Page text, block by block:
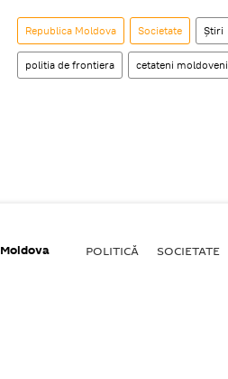
Republica Moldova Societate Știri
politia de frontiera cetateni moldoveni
Moldova POLITICĂ SOCIETATE